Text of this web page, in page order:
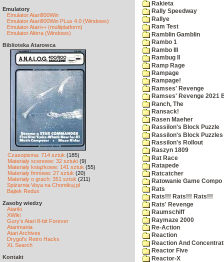
Emulatory
Emulator Atari800Win
Emulator Atari800Win PLus 4.0 (Windows)
Emulator Atari++ (multiplatform)
Emulator Altirra (Windows)
Biblioteka Atarowca
Czasopisma: 714 sztuk (185)
Materiały scenowe: 32 sztuki (9)
Materiały książkowe: 141 sztuk (55)
Materiały firmowe: 27 sztuk (20)
Materiały o grach: 351 sztuk (211)
Spiżarnia Voya na Chomikuj.pl
Bajtek Redux
Zasoby wiedzy
Atariki
XWiki
Gury's Atari 8-bit Forever
Atarimania
Atari Archives
Drygol's Retro Hacks
XL Search
Kontakt
Rakieta
Rally Speedway
Rallye
Ram Test
Ramblin Gamblin
Rambo 1
Rambo III
Rambug II
Ramp Rage
Rampage
Rampage!
Ramses' Revenge
Ramses' Revenge 2021
Ranch, The
Ransack!
Rasen Maeher
Rassilon's Block Puzzle
Rassilon's Block Puzzles
Rassilon's Rollout
Raszyn 1809
Rat Race
Ratapede
Ratcatcher
Ratowanie Game Compo
Rats
Rats!!! Rats!!! Rats!!!
Rats' Revenge
Raumschiff
Raymaze 2000
Re-Action
Reaction
Reaction And
Reactor Five
Reactor-X